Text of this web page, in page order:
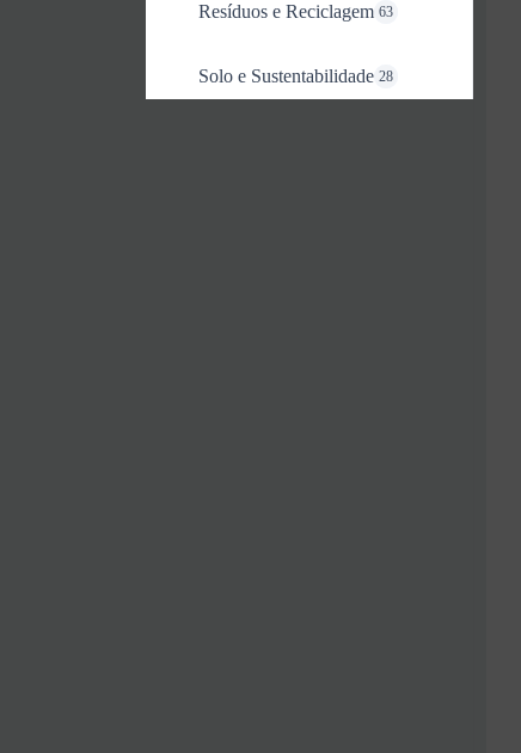
Resíduos e Reciclagem 63
Solo e Sustentabilidade 28